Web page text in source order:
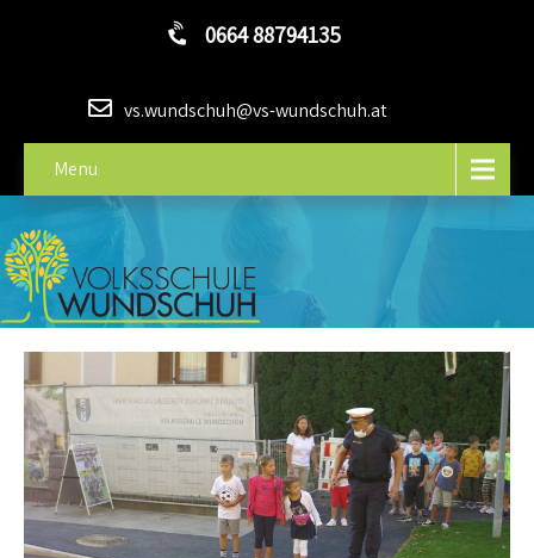
0664 88794135
vs.wundschuh@vs-wundschuh.at
Menu